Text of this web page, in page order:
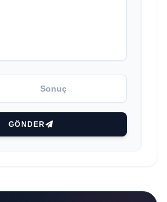
GÖNDER